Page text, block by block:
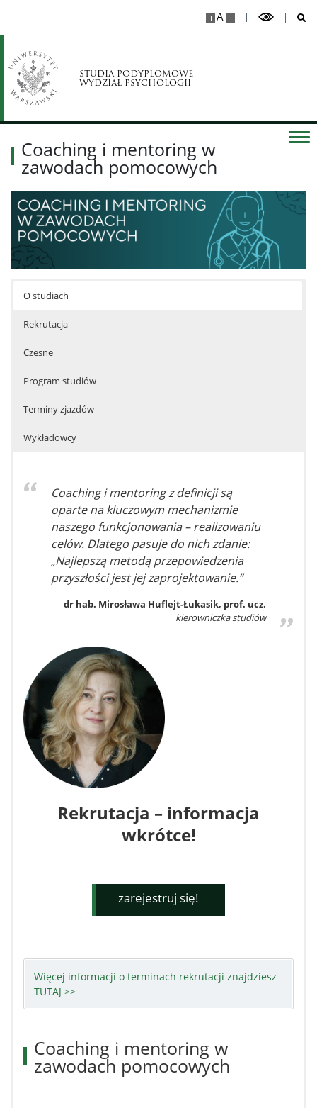
A
STUDIA PODYPLOMOWE
WYDZIAŁ PSYCHOLOGII
Coaching i mentoring w
zawodach pomocowych
O studiach
Rekrutacja
Czesne
Program studiów
Terminy zjazdów
Wykładowcy
Coaching i mentoring z definicji są
oparte na kluczowym mechanizmie
naszego funkcjonowania – realizowaniu
celów. Dlatego pasuje do nich zdanie:
„Najlepszą metodą przepowiedzenia
przyszłości jest jej zaprojektowanie.”
dr hab. Mirosława Huflejt-Łukasik, prof. ucz.
kierowniczka studiów
Rekrutacja – informacja
wkrótce!
zarejestruj się!
Więcej informacji o terminach rekrutacji znajdziesz
TUTAJ >>
Coaching i mentoring w
zawodach pomocowych